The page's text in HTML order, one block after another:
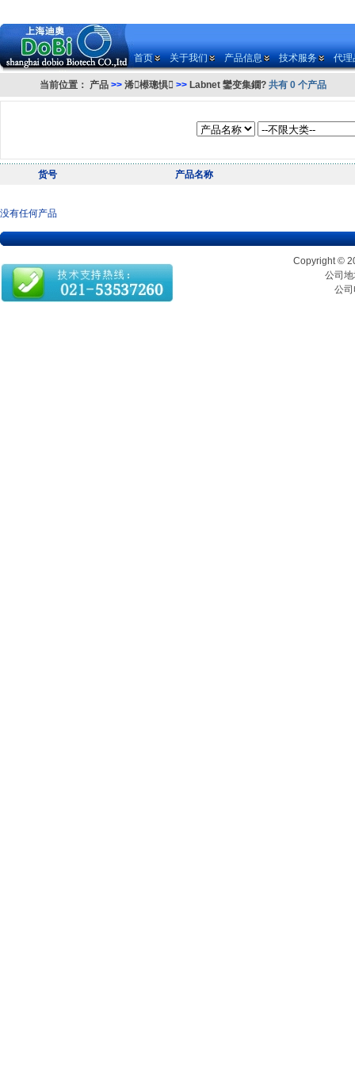
首页 关于我们 产品信息 技术服务 代理
当前位置： 产品 >> 浠櫒璁惧 >> Labnet 鑾变集鐗? 共有 0 个产品
货号 产品名称
没有任何产品
Copyright ©
公司
公